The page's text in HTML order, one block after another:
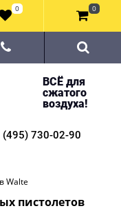
ВСЁ для
сжатого
воздуха!
(495) 730-02-90
Walte
пистолетов
0 0